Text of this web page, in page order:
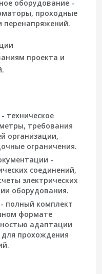
оборудование-
проходные
перенапряжений.
проекта и
техническое
требования
организации,
ограничения.
-
соединений,
электрических
оборудования.
- полный комплект
формате
адаптации
прохождения